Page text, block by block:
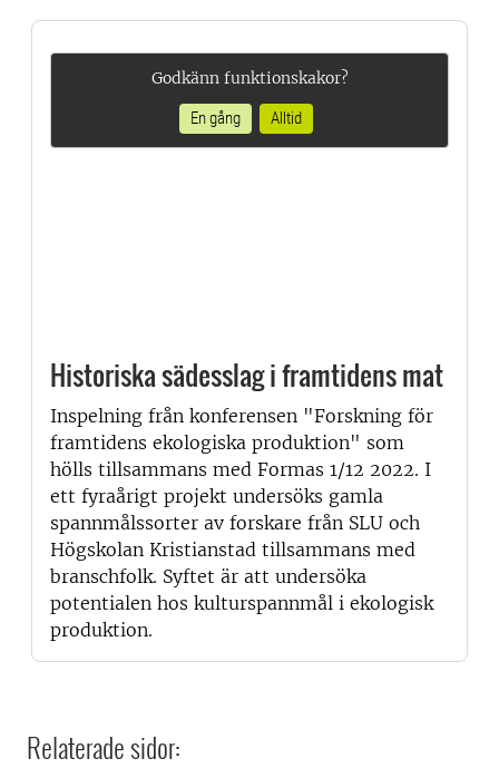
Godkänn funktionskakor?
En gång
Alltid
Historiska sädesslag i framtidens mat
Inspelning från konferensen "Forskning för
framtidens ekologiska produktion" som
hölls tillsammans med Formas 1/12 2022. I
ett fyraårigt projekt undersöks gamla
spannmålssorter av forskare från SLU och
Högskolan Kristianstad tillsammans med
branschfolk. Syftet är att undersöka
potentialen hos kulturspannmål i ekologisk
produktion.
Relaterade sidor: